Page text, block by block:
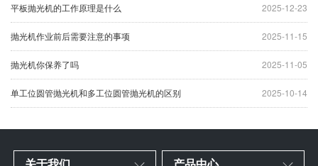
2025-12-23
平板抛光机的工作原理是什么
2025-11-15
抛光机作业前后需要注意的事项
2025-11-05
抛光机你保养了吗
2025-10-14
单工位圆管抛光机和多工位圆管抛光机的区别